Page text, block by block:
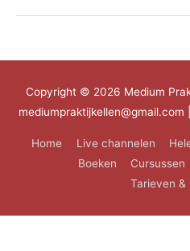
Copyright © 2026 Medium
Home Live channelen
Boeken
Cursussen
Tarieven &